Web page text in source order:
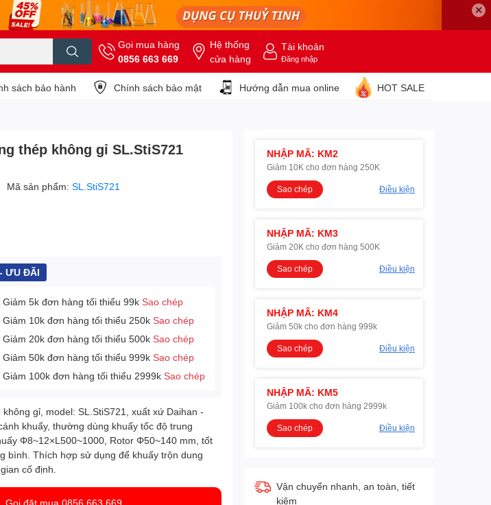
✕
Gọi mua hàng
0856 663 669
Hệ thống
cửa hàng
Tài khoản
Đăng nhập
sách bảo hành Chính sách bảo mật Hướng dẫn mua online HOT SALE
thép không gỉ SL.StiS721
Mã sản phẩm:SL.StiS721
ƯU ĐÃI
Giảm 5k đơn hàng tối thiểu 99kSao chép
Giảm 10k đơn hàng tối thiểu 250kSao chép
Giảm 20k đơn hàng tối thiểu 500kSao chép
Giảm 50k đơn hàng tối thiểu 999kSao chép
Giảm 100k đơn hàng tối thiểu 2999kSao chép
gỉ, model: SL.StiS721, xuất xứ Daihan -
khuấy, thường dùng khuấy tốc độ trung
Φ8~12×L500~1000, Rotor Φ50~140 mm, tốt
bình. Thích hợp sử dụng để khuấy trộn dung
cố định.
Gọi đặt mua 0856 663 669
NHẬP MÃ: KM2
Giảm 10K cho đơn hàng 250K
Sao chép Điều kiện
NHẬP MÃ: KM3
Giảm 20K cho đơn hàng 500K
Sao chép Điều kiện
NHẬP MÃ: KM4
Giảm 50k cho đơn hàng 999k
Sao chép Điều kiện
NHẬP MÃ: KM5
Giảm 100k cho đơn hàng 2999k
Sao chép Điều kiện
Vận chuyển nhanh, an toàn, tiết
kiệm